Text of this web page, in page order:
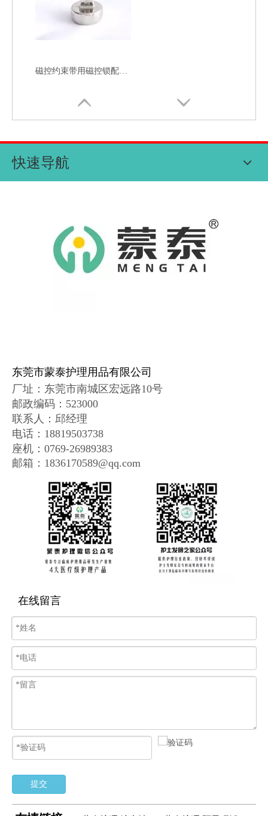
快速导航
东莞市蒙泰护理用品有限公司
厂址： 东莞市南城区宏远路10号
邮政编码 ： 523000
联系人：邱经理
电话：18819503738
座机：0769-26989383
邮箱：1836170589@qq.com
在线留言
提交